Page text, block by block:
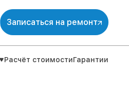
Записаться на ремонт
Расчёт стоимостиГарантии